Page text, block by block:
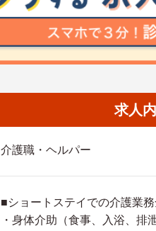
求人
介護職・ヘルパー
■ショートステイでの介護業
・身体介助（食事、入浴、排